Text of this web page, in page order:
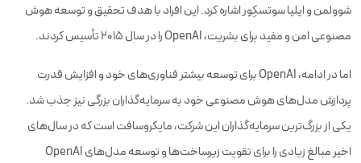
شوولمن و ایلیا سوتسکِور اشاره کرد. این افراد با هدف تحقیق و توسعه هوش
مصنوعی امن و مفید برای بشریت، OpenAI را در سال ۲۰۱۵ تأسیس کردند.
اما در ادامه، OpenAI برای توسعه بیشتر فناوری‌های خود و افزایش قدرت
پردازش مدل‌های هوش مصنوعی خود به سرمایه‌گذاران بزرگی نیز جذب شد.
یکی از بزرگ‌ترین سرمایه‌گذاران این شرکت، مایکروسافت است که در سال‌های
اخیر مبالغ زیادی را برای تقویت زیرساخت‌ها و توسعه مدل‌های OpenAI